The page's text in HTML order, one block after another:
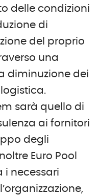
delle condizioni
di
del proprio
una
diminuzione dei
sarà quello di
ai fornitori
degli
Euro Pool
i necessari